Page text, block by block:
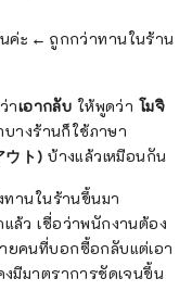
นค่ะ ← ถูกกว่าทานในร้าน
าเอากลับ ให้พูดว่า โมจิ
บางร้านก็ใช้ภาษา
ウト) บ้างแล้วเหมือนกัน
ทานในร้านขึ้นมา
ล้ว เชื่อว่าพนักงานต้อง
ยคนที่บอกซื้อกลับแต่เอา
มีมาตราการชัดเจนขึ้น